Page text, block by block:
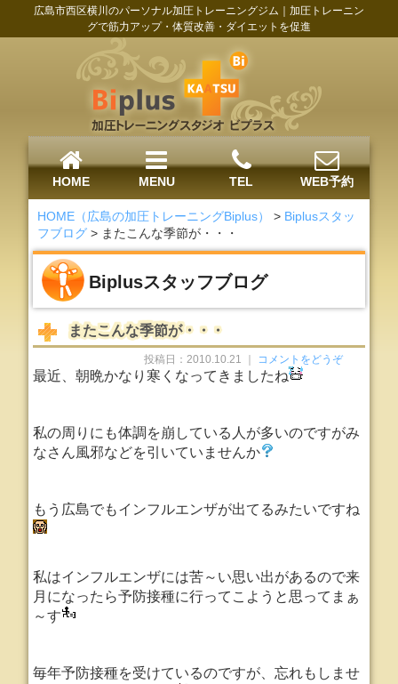
広島市西区横川のパーソナル加圧トレーニングジム｜加圧トレーニン
グで筋力アップ・体質改善・ダイエットを促進
HOME MENU TEL WEB予約
HOME（広島の加圧トレーニングBiplus） > Biplusスタッ
フブログ > またこんな季節が・・・
Biplusスタッフブログ
またこんな季節が・・・
投稿日：2010.10.21 ｜ コメントをどうぞ
最近、朝晩かなり寒くなってきましたね
私の周りにも体調を崩している人が多いのですがみ
なさん風邪などを引いていませんか
もう広島でもインフルエンザが出てるみたいですね
私はインフルエンザには苦～い思い出があるので来
月になったら予防接種に行ってこようと思ってまぁ
～す
毎年予防接種を受けているのですが、忘れもしませ